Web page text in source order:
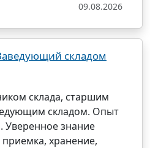
09.08.2026
складом
склада, старшим
складом. Опыт
Уверенное знание
приемка, хранение,